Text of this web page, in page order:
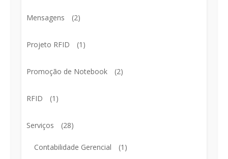
Mensagens (2)
Projeto RFID (1)
Promoção de Notebook (2)
RFID (1)
Serviços (28)
Contabilidade Gerencial (1)